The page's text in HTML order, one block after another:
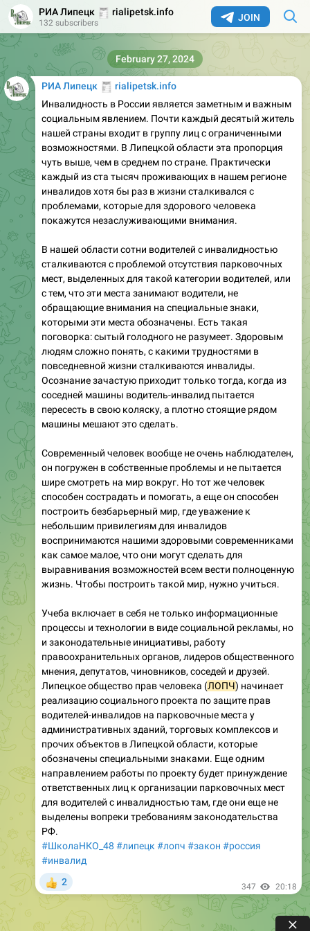
JOIN
РИА Липецк
🧾rialipetsk.info
132 subscribers
РИА Липецк
🧾rialipetsk.info
Инвалидность в России является заметным и важным
социальным явлением. Почти каждый десятый житель
нашей страны входит в группу лиц с ограниченными
возможностями. В Липецкой области эта пропорция
чуть выше, чем в среднем по стране. Практически
каждый из ста тысяч проживающих в нашем регионе
инвалидов хотя бы раз в жизни сталкивался с
проблемами, которые для здорового человека
покажутся незаслуживающими внимания.
В нашей области сотни водителей с инвалидностью
сталкиваются с проблемой отсутствия парковочных
мест, выделенных для такой категории водителей, или
с тем, что эти места занимают водители, не
обращающие внимания на специальные знаки,
которыми эти места обозначены. Есть такая
поговорка: сытый голодного не разумеет. Здоровым
людям сложно понять, с какими трудностями в
повседневной жизни сталкиваются инвалиды.
Осознание зачастую приходит только тогда, когда из
соседней машины водитель-инвалид пытается
пересесть в свою коляску, а плотно стоящие рядом
машины мешают это сделать.
Современный человек вообще не очень наблюдателен,
он погружен в собственные проблемы и не пытается
шире смотреть на мир вокруг. Но тот же человек
способен сострадать и помогать, а еще он способен
построить безбарьерный мир, где уважение к
небольшим привилегиям для инвалидов
воспринимаются нашими здоровыми современниками
как самое малое, что они могут сделать для
выравнивания возможностей всем вести полноценную
жизнь. Чтобы построить такой мир, нужно учиться.
Учеба включает в себя не только информационные
процессы и технологии в виде социальной рекламы, но
и законодательные инициативы, работу
правоохранительных органов, лидеров общественного
мнения, депутатов, чиновников, соседей и друзей.
Липецкое общество прав человека (ЛОПЧ) начинает
реализацию социального проекта по защите прав
водителей-инвалидов на парковочные места у
административных зданий, торговых комплексов и
прочих объектов в Липецкой области, которые
обозначены специальными знаками. Еще одним
направлением работы по проекту будет принуждение
ответственных лиц к организации парковочных мест
для водителей с инвалидностью там, где они еще не
выделены вопреки требованиям законодательства
РФ.
#ШколаНКО_48 #липецк #лопч #закон #россия
#инвалид
2 347 20:18
February 27, 2024